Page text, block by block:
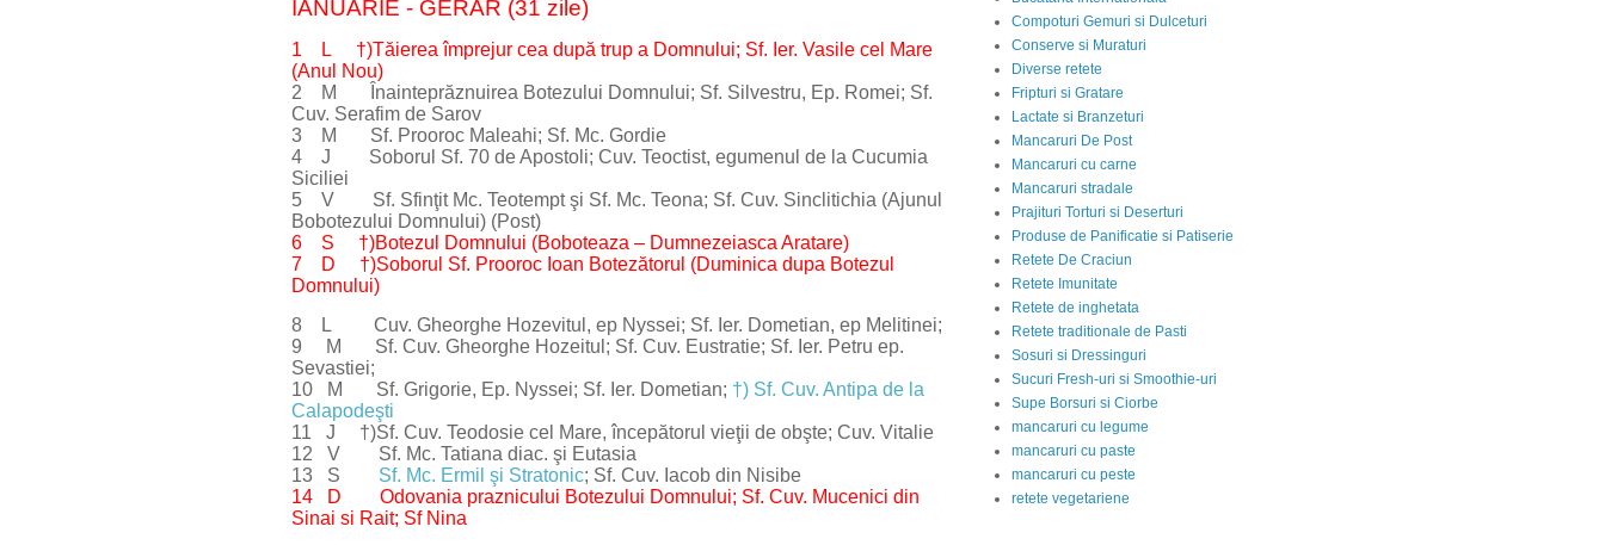
IANUARIE - GERAR (31 zile)
1 L †)Tăierea împrejur cea după trup a Domnului; Sf. Ier. Vasile cel Mare
(Anul Nou)
2 M Înainteprăznuirea Botezului Domnului; Sf. Silvestru, Ep. Romei; Sf.
Cuv. Serafim de Sarov
3 M Sf. Prooroc Maleahi; Sf. Mc. Gordie
4 J Soborul Sf. 70 de Apostoli; Cuv. Teoctist, egumenul de la Cucumia
Siciliei
5 V Sf. Sfinţit Mc. Teotempt şi Sf. Mc. Teona; Sf. Cuv. Sinclitichia (Ajunul
Bobotezului Domnului) (Post)
6 S †)Botezul Domnului (Boboteaza – Dumnezeiasca Aratare)
7 D †)Soborul Sf. Prooroc Ioan Botezătorul (Duminica dupa Botezul
Domnului)
8 L Cuv. Gheorghe Hozevitul, ep Nyssei; Sf. Ier. Dometian, ep Melitinei;
9 M Sf. Cuv. Gheorghe Hozeitul; Sf. Cuv. Eustratie; Sf. Ier. Petru ep.
Sevastiei;
10 M Sf. Grigorie, Ep. Nyssei; Sf. Ier. Dometian; †) Sf. Cuv. Antipa de la
Calapodeşti
11 J †)Sf. Cuv. Teodosie cel Mare, începătorul vieţii de obşte; Cuv. Vitalie
12 V Sf. Mc. Tatiana diac. şi Eutasia
13 S Sf. Mc. Ermil şi Stratonic; Sf. Cuv. Iacob din Nisibe
14 D Odovania praznicului Botezului Domnului; Sf. Cuv. Mucenici din
Sinai si Rait; Sf Nina
Compoturi Gemuri si Dulceturi
Conserve si Muraturi
Diverse retete
Fripturi si Gratare
Lactate si Branzeturi
Mancaruri De Post
Mancaruri cu carne
Mancaruri stradale
Prajituri Torturi si Deserturi
Produse de Panificatie si Patiserie
Retete De Craciun
Retete Imunitate
Retete de inghetata
Retete traditionale de Pasti
Sosuri si Dressinguri
Sucuri Fresh-uri si Smoothie-uri
Supe Borsuri si Ciorbe
mancaruri cu legume
mancaruri cu paste
mancaruri cu peste
retete vegetariene